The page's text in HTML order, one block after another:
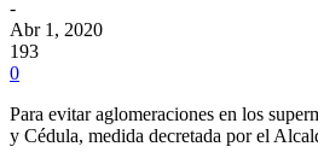
-
Abr 1, 2020
193
0
Para evitar aglomeraciones en los
y Cédula, medida decretada por el